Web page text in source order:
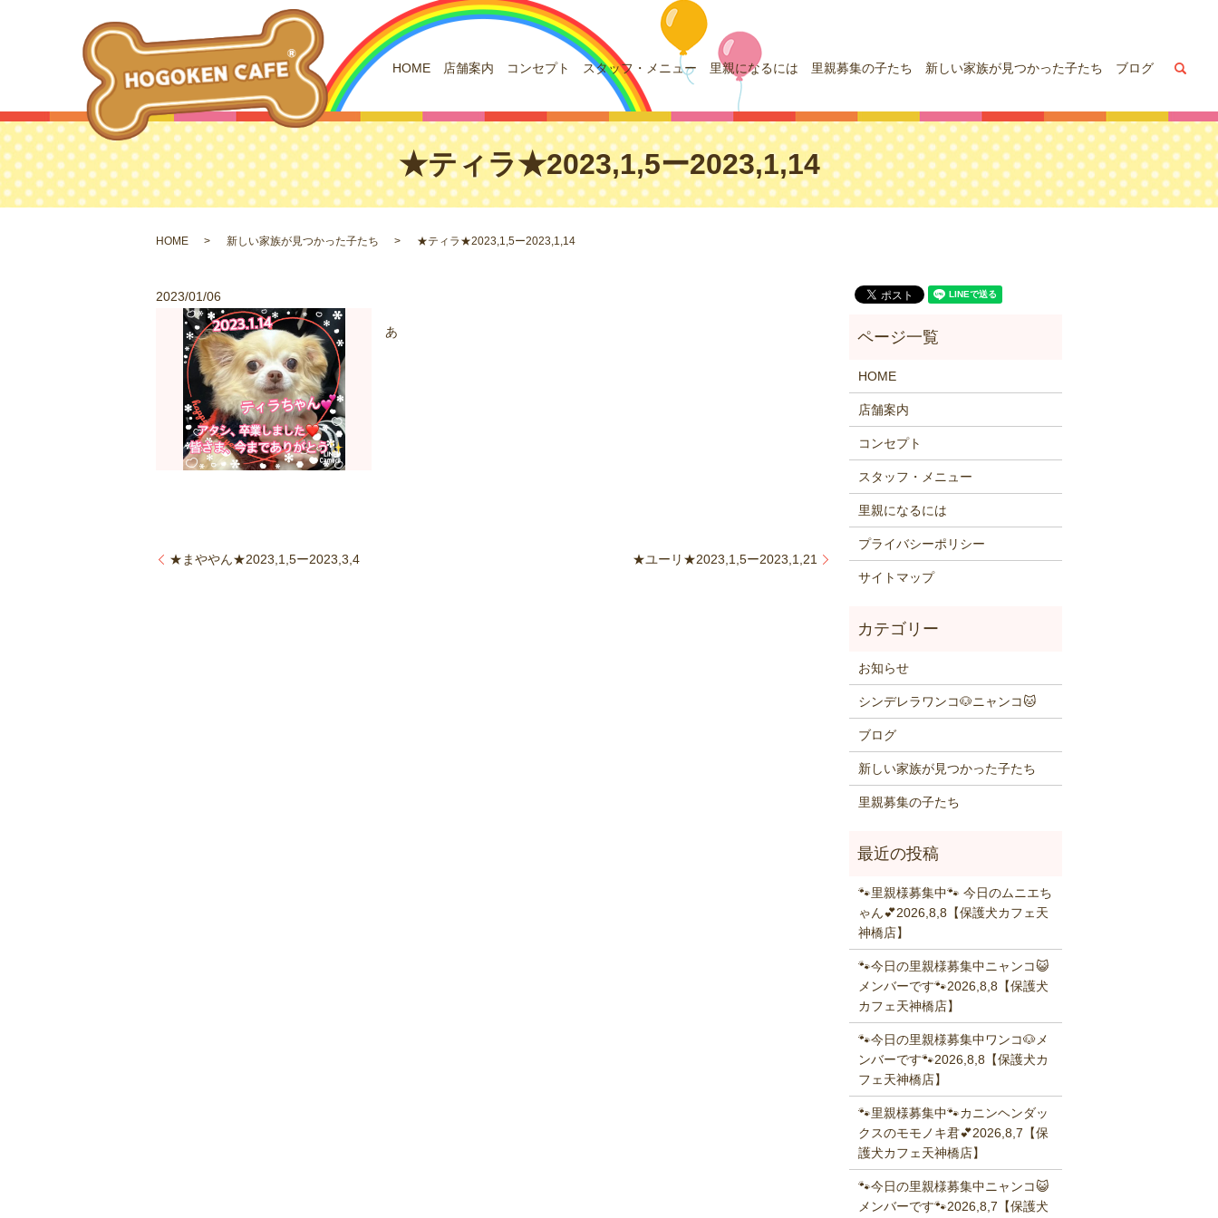
HOME 店舗案内 コンセプト スタッフ・メニュー 里親になるには 里親募集の子たち 新しい家族が見つかった子たち ブログ
★ティラ★2023,1,5ー2023,1,14
HOME 新しい家族が見つかった子たち ★ティラ★2023,1,5ー2023,1,14
2023/01/06
あ
★まややん★2023,1,5ー2023,3,4 ★ユーリ★2023,1,5ー2023,1,21
HOME
店舗案内
コンセプト
スタッフ・メニュー
里親になるには
プライバシーポリシー
サイトマップ
お知らせ
シンデレラワンコ🐶ニャンコ🐱
ブログ
新しい家族が見つかった子たち
里親募集の子たち
🐾里親様募集中🐾 今日のムニエち
ゃん💕2026,8,8【保護犬カフェ天
神橋店】
🐾今日の里親様募集中ニャンコ😺
メンバーです🐾2026,8,8【保護犬
カフェ天神橋店】
🐾今日の里親様募集中ワンコ🐶メ
ンバーです🐾2026,8,8【保護犬カ
フェ天神橋店】
🐾里親様募集中🐾カニンヘンダッ
クスのモモノキ君💕2026,8,7【保
護犬カフェ天神橋店】
🐾今日の里親様募集中ニャンコ😺
メンバーです🐾2026,8,7【保護犬